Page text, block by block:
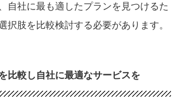
自社に最も適したプランを見つけるた
択肢を比較検討する必要があります。
比較し自社に最適なサービスを